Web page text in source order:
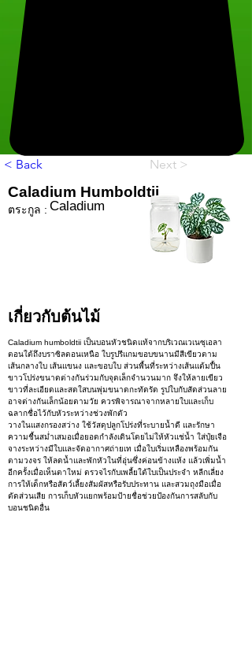
< Back Next >
Caladium Humboldtii
ตระกูล : Caladium
เกี่ยวกับต้นไม้
Caladium humboldtii เป็นบอนหัวชนิดแท้จากบริเวณเวเนซุเอลา
ตอนใต้ถึงบราซิลตอนเหนือ ใบรูปรีแกมขอบขนานมีสีเขียวตาม
เส้นกลางใบ เส้นแขนง และขอบใบ ส่วนพื้นที่ระหว่างเส้นแต้มปื้น
ขาวโปร่งขนาดต่างกันร่วมกับจุดเล็กจำนวนมาก จึงให้ลายเขียว
ขาวที่ละเอียดและสดใสบนพุ่มขนาดกะทัดรัด รูปใบกับสัดส่วนลาย
อาจต่างกันเล็กน้อยตามวัย ควรพิจารณาจากหลายใบและเก็บ
ฉลากชื่อไว้กับหัวระหว่างช่วงพักตัว
วางในแสงกรองสว่าง ใช้วัสดุปลูกโปร่งที่ระบายน้ำดี และรักษา
ความชื้นสม่ำเสมอเมื่อยอดกำลังเดินโดยไม่ให้หัวแช่น้ำ ใส่ปุ๋ยเจือ
จางระหว่างมีใบและจัดอากาศถ่ายเท เมื่อใบเริ่มเหลืองพร้อมกัน
ตามวงจร ให้ลดน้ำและพักหัวในที่อุ่นซึ่งค่อนข้างแห้ง แล้วเพิ่มน้ำ
อีกครั้งเมื่อเห็นตาใหม่ ตรวจไรกับเพลี้ยใต้ใบเป็นประจำ หลีกเลี่ยง
การให้เด็กหรือสัตว์เลี้ยงสัมผัสหรือรับประทาน และสวมถุงมือเมื่อ
ตัดส่วนเสีย การเก็บหัวแยกพร้อมป้ายชื่อช่วยป้องกันการสลับกับ
บอนชนิดอื่น